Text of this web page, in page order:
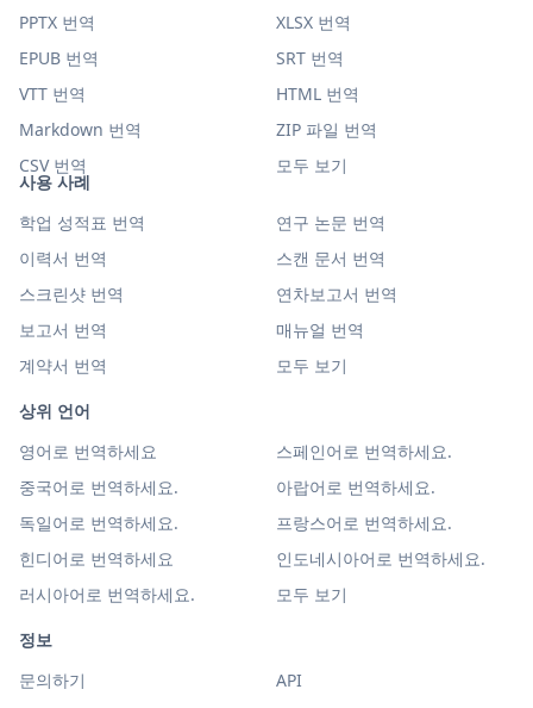
사용 사례
학업 성적표 번역
연구 논문 번역
이력서 번역
스캔 문서 번역
스크린샷 번역
연차보고서 번역
보고서 번역
매뉴얼 번역
계약서 번역
모두 보기
상위 언어
영어로 번역하세요
스페인어로 번역하세요.
중국어로 번역하세요.
아랍어로 번역하세요.
독일어로 번역하세요.
프랑스어로 번역하세요.
힌디어로 번역하세요
인도네시아어로 번역하세요.
러시아어로 번역하세요.
모두 보기
PPTX 번역
XLSX 번역
EPUB 번역
SRT 번역
VTT 번역
HTML 번역
Markdown 번역
ZIP 파일 번역
CSV 번역
모두 보기
정보
문의하기
API